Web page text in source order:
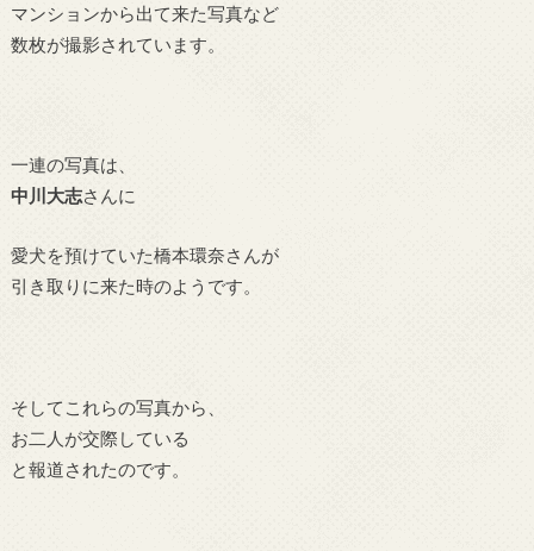
マンションから出て来た写真など
数枚が撮影されています。
一連の写真は、
中川大志さんに
愛犬を預けていた橋本環奈さんが
引き取りに来た時のようです。
そしてこれらの写真から、
お二人が交際している
と報道されたのです。